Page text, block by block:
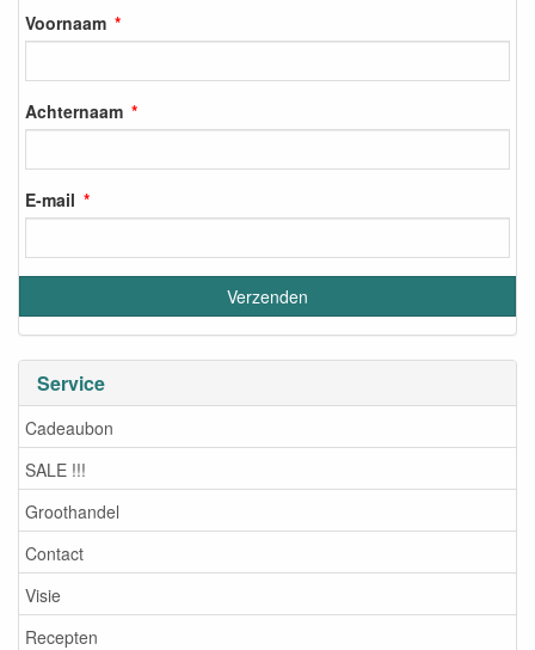
Voornaam
Achternaam
E-mail
Service
Cadeaubon
SALE !!!
Groothandel
Contact
Visie
Recepten